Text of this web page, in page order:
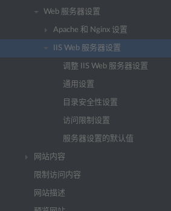
Web 服务器设置
Apache 和 Nginx 设置
IIS Web 服务器设置
调整 IIS Web 服务器设置
通用设置
目录安全性设置
访问限制设置
服务器设置的默认值
网站内容
限制访问内容
网站描述